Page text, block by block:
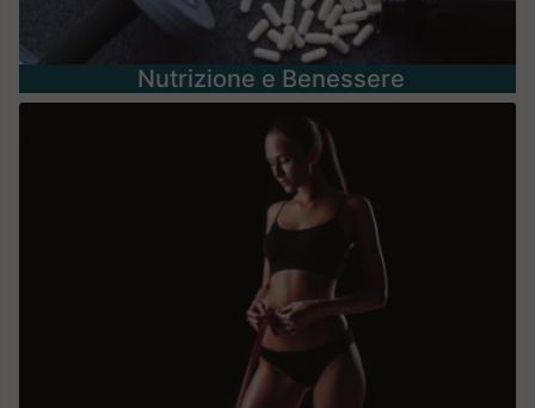
Nutrizione e Benessere